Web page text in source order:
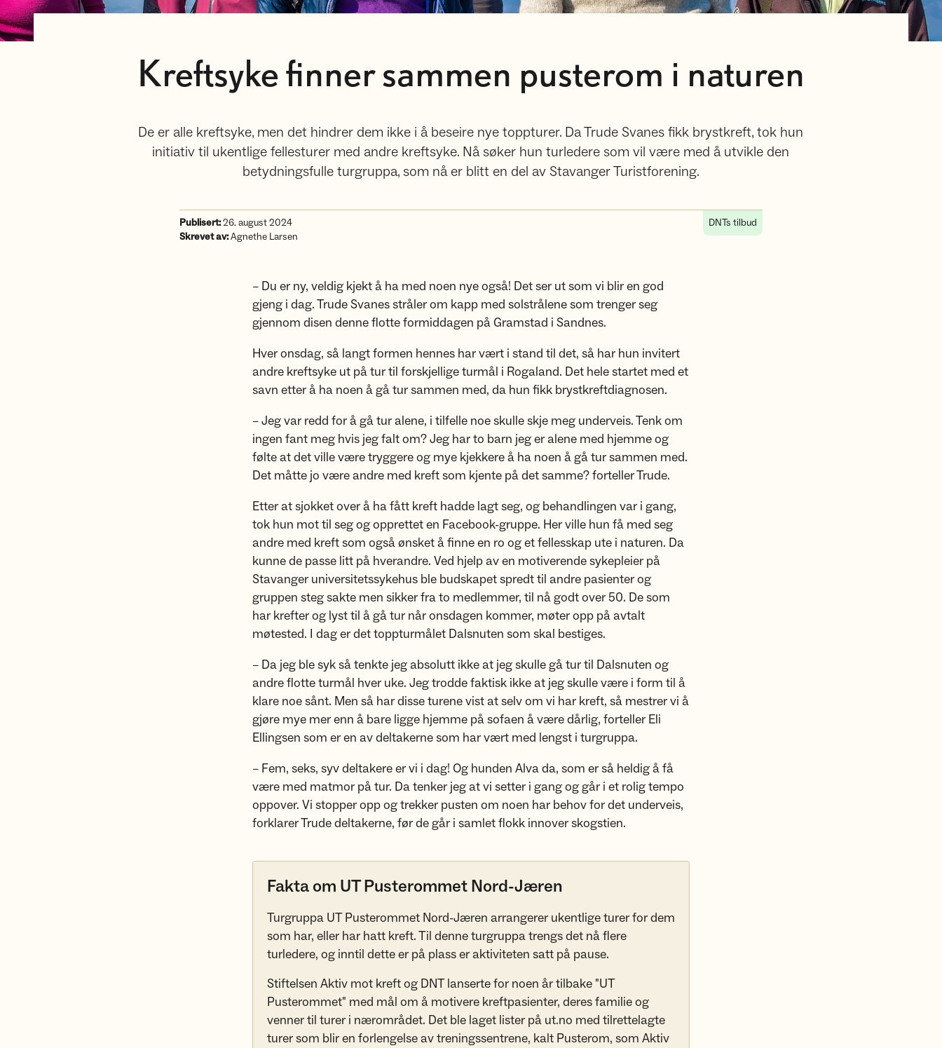
Kreftsyke finner sammen pusterom i naturen
De er alle kreftsyke, men det hindrer dem ikke i å beseire nye toppturer. Da Trude Svanes fikk brystkreft, tok hun
initiativ til ukentlige fellesturer med andre kreftsyke. Nå søker hun turledere som vil være med å utvikle den
betydningsfulle turgruppa, som nå er blitt en del av Stavanger Turistforening.
Publisert:26. august 2024
Skrevet av:Agnethe Larsen
DNTs tilbud
– Du er ny, veldig kjekt å ha med noen nye også! Det ser ut som vi blir en god
gjeng i dag. Trude Svanes stråler om kapp med solstrålene som trenger seg
gjennom disen denne flotte formiddagen på Gramstad i Sandnes.
Hver onsdag, så langt formen hennes har vært i stand til det, så har hun invitert
andre kreftsyke ut på tur til forskjellige turmål i Rogaland. Det hele startet med et
savn etter å ha noen å gå tur sammen med, da hun fikk brystkreftdiagnosen.
– Jeg var redd for å gå tur alene, i tilfelle noe skulle skje meg underveis. Tenk om
ingen fant meg hvis jeg falt om? Jeg har to barn jeg er alene med hjemme og
følte at det ville være tryggere og mye kjekkere å ha noen å gå tur sammen med.
Det måtte jo være andre med kreft som kjente på det samme? forteller Trude.
Etter at sjokket over å ha fått kreft hadde lagt seg, og behandlingen var i gang,
tok hun mot til seg og opprettet en Facebook-gruppe. Her ville hun få med seg
andre med kreft som også ønsket å finne en ro og et fellesskap ute i naturen. Da
kunne de passe litt på hverandre. Ved hjelp av en motiverende sykepleier på
Stavanger universitetssykehus ble budskapet spredt til andre pasienter og
gruppen steg sakte men sikker fra to medlemmer, til nå godt over 50. De som
har krefter og lyst til å gå tur når onsdagen kommer, møter opp på avtalt
møtested. I dag er det toppturmålet Dalsnuten som skal bestiges.
– Da jeg ble syk så tenkte jeg absolutt ikke at jeg skulle gå tur til Dalsnuten og
andre flotte turmål hver uke. Jeg trodde faktisk ikke at jeg skulle være i form til å
klare noe sånt. Men så har disse turene vist at selv om vi har kreft, så mestrer vi å
gjøre mye mer enn å bare ligge hjemme på sofaen å være dårlig, forteller Eli
Ellingsen som er en av deltakerne som har vært med lengst i turgruppa.
– Fem, seks, syv deltakere er vi i dag! Og hunden Alva da, som er så heldig å få
være med matmor på tur. Da tenker jeg at vi setter i gang og går i et rolig tempo
oppover. Vi stopper opp og trekker pusten om noen har behov for det underveis,
forklarer Trude deltakerne, før de går i samlet flokk innover skogstien.
Fakta om UT Pusterommet Nord-Jæren
Turgruppa UT Pusterommet Nord-Jæren arrangerer ukentlige turer for dem
som har, eller har hatt kreft. Til denne turgruppa trengs det nå flere
turledere, og inntil dette er på plass er aktiviteten satt på pause.
Stiftelsen Aktiv mot kreft og DNT lanserte for noen år tilbake "UT
Pusterommet" med mål om å motivere kreftpasienter, deres familie og
venner til turer i nærområdet. Det ble laget lister på ut.no med tilrettelagte
turer som blir en forlengelse av treningssentrene, kalt Pusterom, som Aktiv